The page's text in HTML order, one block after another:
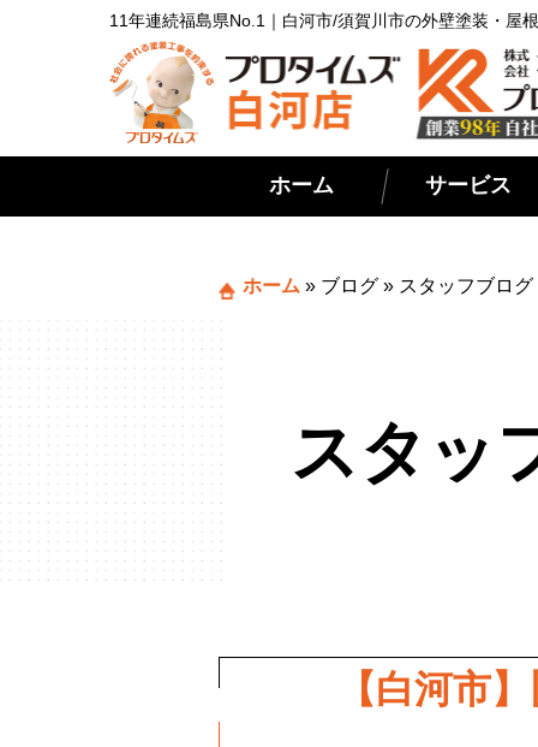
11年連続福島県No.1｜白河市/須賀川市の外壁塗装・屋
ホーム サービス
ホーム » ブログ » スタッフブログ
スタッ
【白河市